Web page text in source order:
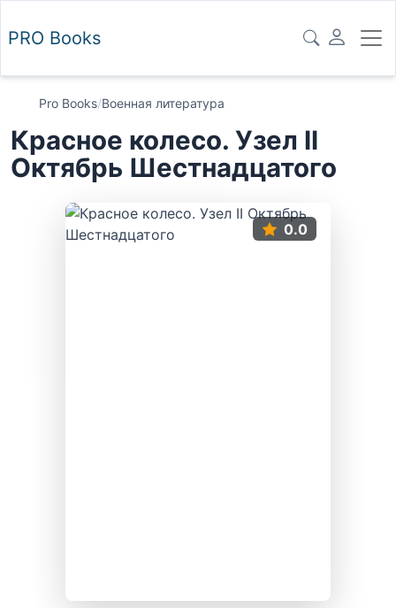
PRO Books
Pro Books/Военная литература
Красное колесо. Узел II
Октябрь Шестнадцатого
0.0